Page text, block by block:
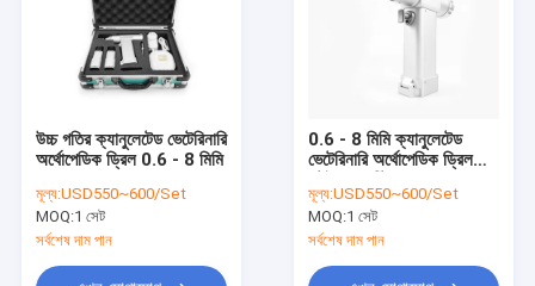
উচ্চ গতির ক্যানুলেটেড ভেটেরিনারি
অর্থোপেডিক ড্রিল 0.6 - 8 মিমি
মূল্য:USD550~600/Set
MOQ:1 সেট
সর্বশেষ দাম পান
0.6 - 8 মিমি ক্যানুলেটেড
ভেটেরিনারি অর্থোপেডিক ড্রিল
মূল্য:USD550~600/Set
MOQ:1 সেট
সর্বশেষ দাম পান